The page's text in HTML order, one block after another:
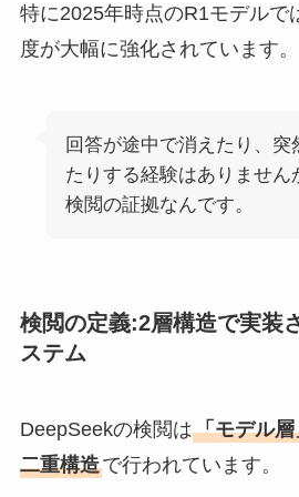
特に2025年時点のR1モデルで
度が大幅に強化されています。
回答が途中で消えたり、突
たりする経験はありません
検閲の証拠なんです。
検閲の定義:2層構造で実装
ステム
DeepSeekの検閲は「モデル
二重構造で行われています。